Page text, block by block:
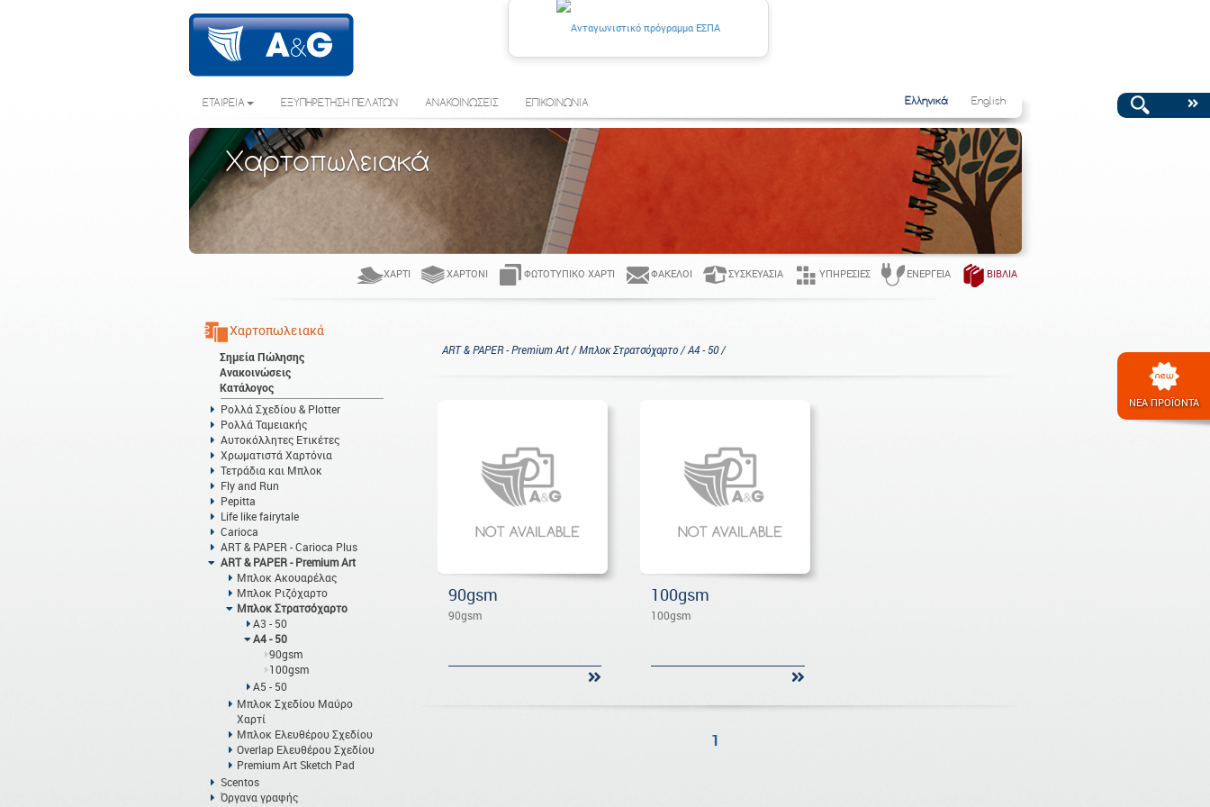
ΝΕΑ ΠΡΟΪΟΝΤΑ
ΕΤΑΙΡΕΙΑ ΕΞΥΠΗΡΕΤΗΣΗ ΠΕΛΑΤΩΝ ΑΝΑΚΟΙΝΩΣΕΙΣ ΕΠΙΚΟΙΝΩΝΙΑ Ελληνικά English
Χαρτοπωλειακά
ΧΑΡΤΊ ΧΑΡΤΌΝΙ ΦΩΤΟΤΥΠΙΚΌ ΧΑΡΤΊ ΦΆΚΕΛΟΙ ΣΥΣΚΕΥΑΣΊΑ ΥΠΗΡΕΣΊΕΣ ΕΝΈΡΓΕΙΑ ΒΙΒΛΊΑ
Χαρτοπωλειακά
Σημεία Πώλησης
Ανακοινώσεις
Κατάλογος
Ρολλά Σχεδίου & Plotter
Ρολλά Ταμειακής
Αυτοκόλλητες Ετικέτες
Χρωματιστά Χαρτόνια
Τετράδια και Μπλοκ
Fly and Run
Pepitta
Life like fairytale
Carioca
ART & PAPER - Carioca Plus
ART & PAPER - Premium Art
Μπλοκ Ακουαρέλας
Μπλοκ Ριζόχαρτο
Μπλοκ Στρατσόχαρτο
Α3 - 50
Α4 - 50
90gsm
100gsm
Α5 - 50
Μπλοκ Σχεδίου Μαύρο
Χαρτί
Μπλοκ Ελευθέρου Σχεδίου
Overlap Ελευθέρου Σχεδίου
Premium Art Sketch Pad
Scentos
Όργανα γραφής
ART & PAPER - Premium Art / Μπλοκ Στρατσόχαρτο / Α4 - 50 /
90gsm
90gsm
100gsm
100gsm
1